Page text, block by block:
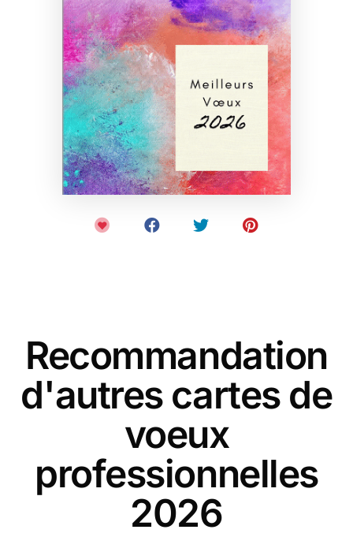
Recommandation
d'autres cartes de
voeux
professionnelles
2026